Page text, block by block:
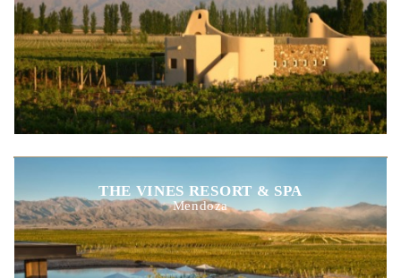
THE VINES RESORT & SPA
Mendoza